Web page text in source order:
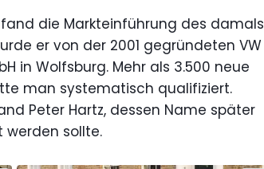
fand die Markteinführung des damals
er von der 2001 gegründeten VW
in Wolfsburg. Mehr als 3.500 neue
man systematisch qualifiziert.
Peter Hartz, dessen Name später
werden sollte.